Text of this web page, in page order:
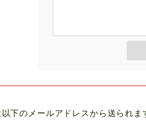
下のメールアドレスから送られま